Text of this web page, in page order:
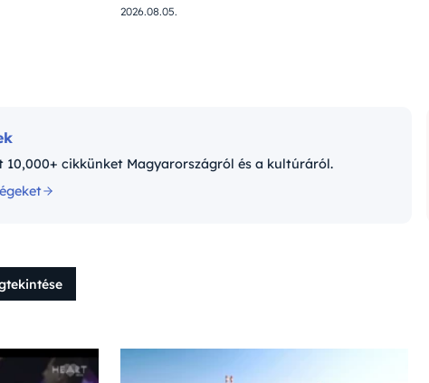
2026.08.05.
10,000+ cikkünket Magyarországról és a kultúráról.